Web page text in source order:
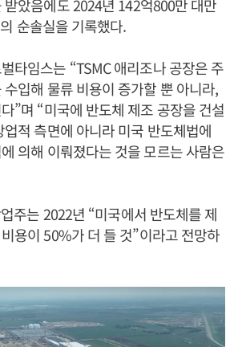
았음에도 2024년 142억800만 대만
순솔실을 기록했다.
타임스는 “TSMC 애리조나 공장은 주
입해 물류 비용이 증가할 뿐 아니라,
”며 “미국에 반도체 제조 공장을 건설
적 측면에 아니라 미국 반도체법에
의해 이뤄졌다는 것을 모르는 사람은
주는 2022년 “미국에서 반도체를 제
용이 50%가 더 들 것”이라고 전망하